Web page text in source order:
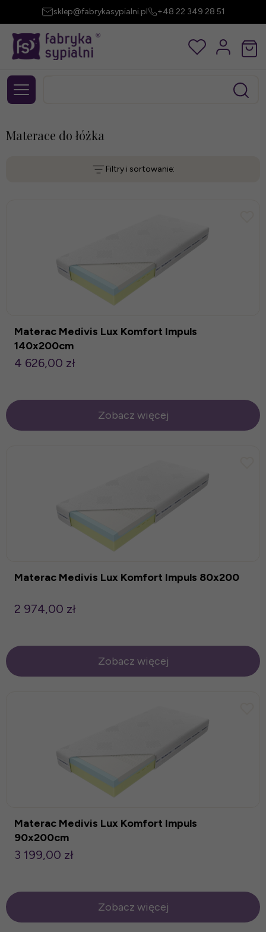
sklep@fabrykasypialni.pl +48 22 349 28 51
Materace do łóżka
Filtry i sortowanie:
Materac Medivis Lux Komfort Impuls
140x200cm
4 626,00 zł
Zobacz więcej
Materac Medivis Lux Komfort Impuls 80x200
2 974,00 zł
Zobacz więcej
Materac Medivis Lux Komfort Impuls
90x200cm
3 199,00 zł
Zobacz więcej